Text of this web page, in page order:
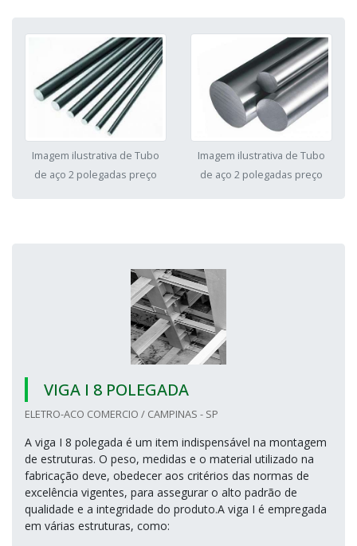
Imagem ilustrativa de Tubo
de aço 2 polegadas preço
Imagem ilustrativa de Tubo
de aço 2 polegadas preço
VIGA I 8 POLEGADA
ELETRO-ACO COMERCIO / CAMPINAS - SP
A viga I 8 polegada é um item indispensável na montagem
de estruturas. O peso, medidas e o material utilizado na
fabricação deve, obedecer aos critérios das normas de
excelência vigentes, para assegurar o alto padrão de
qualidade e a integridade do produto.A viga I é empregada
em várias estruturas, como: